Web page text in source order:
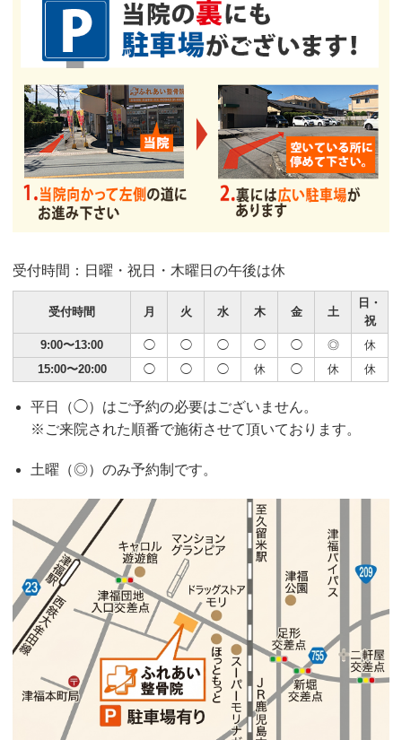
受付時間：日曜・祝日・木曜日の午後は休
受付時間 月 火 水 木 金 土
日・
祝
9:00〜13:00
◯ ◯ ◯ ◯ ◯ ◎
休
15:00〜20:00
◯ ◯ ◯ 休 ◯ 休 休
平日（◯）はご予約の必要はございません。
※ご来院された順番で施術させて頂いております。
土曜（◎）のみ予約制です。